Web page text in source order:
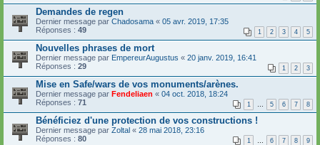
Demandes de regen
Dernier message par Chadosama « 05 avr. 2019, 17:35
Réponses : 49 1 2 3 4 5
Nouvelles phrases de mort
Dernier message par EmpereurAugustus « 20 janv. 2019, 16:41
Réponses : 29 1 2 3
Mise en Safe/wars de vos monuments/arènes.
Dernier message par Fendeliaen « 04 oct. 2018, 18:24
Réponses : 71 1 … 5 6 7 8
Bénéficiez d'une protection de vos constructions !
Dernier message par Zoltal « 28 mai 2018, 23:16
Réponses : 80 1 … 6 7 8 9